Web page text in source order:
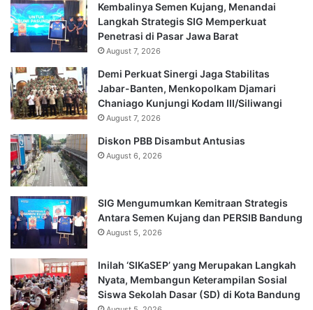
Kembalinya Semen Kujang, Menandai
Langkah Strategis SIG Memperkuat
Penetrasi di Pasar Jawa Barat
August 7, 2026
Demi Perkuat Sinergi Jaga Stabilitas
Jabar-Banten, Menkopolkam Djamari
Chaniago Kunjungi Kodam III/Siliwangi
August 7, 2026
Diskon PBB Disambut Antusias
August 6, 2026
SIG Mengumumkan Kemitraan Strategis
Antara Semen Kujang dan PERSIB Bandung
August 5, 2026
Inilah ‘SIKaSEP’ yang Merupakan Langkah
Nyata, Membangun Keterampilan Sosial
Siswa Sekolah Dasar (SD) di Kota Bandung